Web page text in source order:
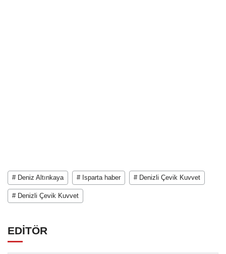
# Deniz Altınkaya # Isparta haber # Denizli Çevik Kuvvet
# Denizli Çevik Kuvvet
EDİTÖR